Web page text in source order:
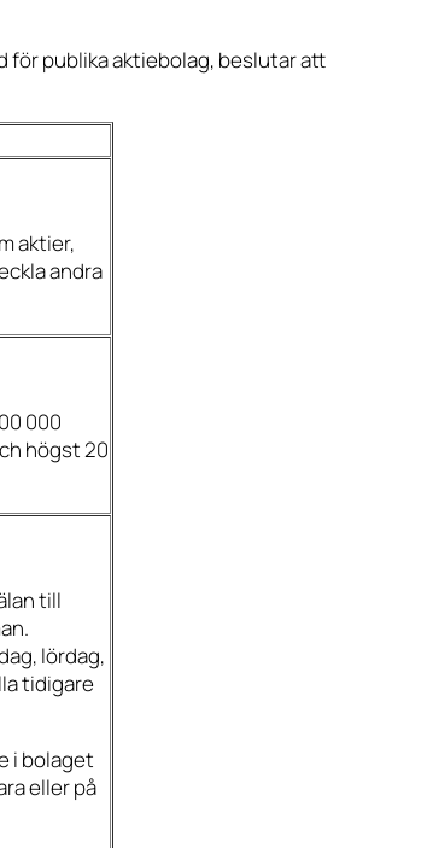
för publika aktiebolag, beslutar att
aktier,
andra
000
högst 20
till
lördag,
tidigare
i bolaget
eller på